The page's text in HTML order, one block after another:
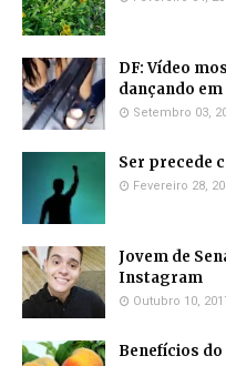
DF: Vídeo
dançando
Setembro 03,
Ser precede
Fevereiro 28,
Jovem de
Instagram
Outubro 10,
Benefícios